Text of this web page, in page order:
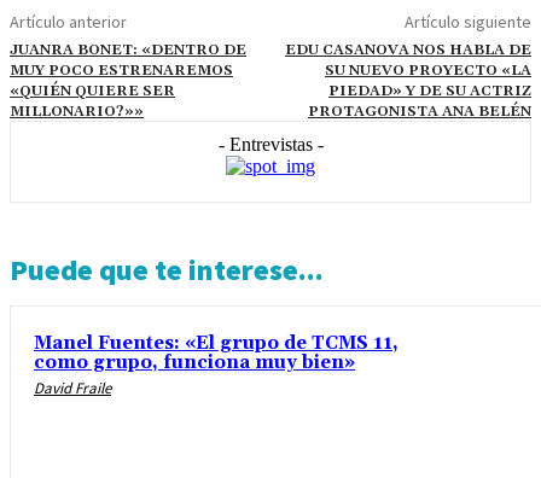
Artículo anterior
JUANRA BONET: «DENTRO DE
MUY POCO ESTRENAREMOS
«QUIÉN QUIERE SER
MILLONARIO?»»
Artículo siguiente
EDU CASANOVA NOS HABLA DE
SU NUEVO PROYECTO «LA
PIEDAD» Y DE SU ACTRIZ
PROTAGONISTA ANA BELÉN
- Entrevistas -
Puede que te interese...
Manel Fuentes: «El grupo de TCMS 11,
como grupo, funciona muy bien»
David Fraile